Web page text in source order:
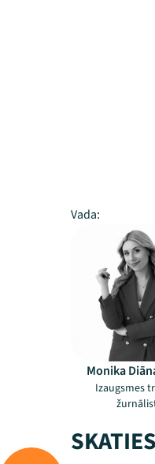
Vada:
Monika
Izaugsmes